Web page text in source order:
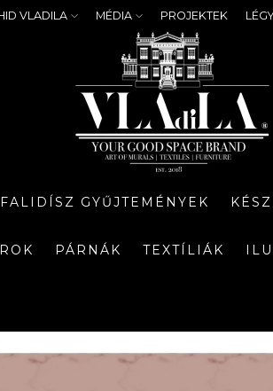
VLADILA MÉDIA PROJEKTEK
FALIDÍSZ GYŰJTEMÉNYEK
PÁRNÁK TEXTÍLIÁK